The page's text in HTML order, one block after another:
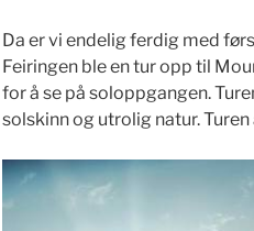
Da er vi endelig ferdig med
Feiringen ble en tur opp til
for å se på soloppgangen.
solskinn og utrolig natur.